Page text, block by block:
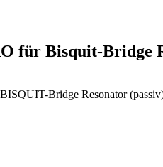
für Bisquit-Bridge
Bridge Resonator